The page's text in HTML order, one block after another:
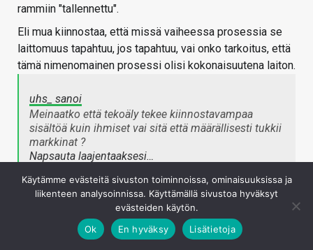
rammiin "tallennettu".
Eli mua kiinnostaa, että missä vaiheessa prosessia se
laittomuus tapahtuu, jos tapahtuu, vai onko tarkoitus, että
tämä nimenomainen prosessi olisi kokonaisuutena laiton.
uhs_ sanoi
Meinaatko että tekoäly tekee kiinnostavampaa
sisältöä kuin ihmiset vai sitä että määrällisesti tukkii
markkinat ?
Napsauta laajentaaksesi…
Meinasin siis vaan tuota "oppimisprosessia", en niinkään
lopputuotetta. Mutta joo, tukkii kyllä myös datamarkkinat
aika varmasti ja veikkaan, että 10-20 vuoden sisällä 99%
Käytämme evästeitä sivuston toiminnoissa, ominaisuuksissa ja
liikenteen analysoinnissa. Käyttämällä sivustoa hyväksyt
evästeiden käytön.
Ok
En hyväksy Lisätietoja